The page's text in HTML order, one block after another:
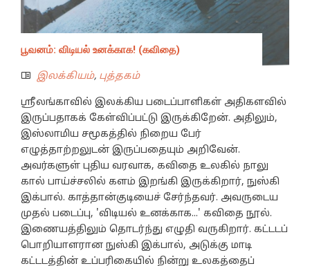
பூவனம்: விடியல் உனக்காக! (கவிதை)
இலக்கியம், புத்தகம்
ஸ்ரீலங்காவில் இலக்கிய படைப்பாளிகள் அதிகளவில்
இருப்பதாகக் கேள்விப்பட்டு இருக்கிறேன். அதிலும்,
இஸ்லாமிய சமூகத்தில் நிறைய பேர்
எழுத்தாற்றலுடன் இருப்பதையும் அறிவேன்.
அவர்களுள் புதிய வரவாக, கவிதை உலகில் நாலு
கால் பாய்ச்சலில் களம் இறங்கி இருக்கிறார், நுஸ்கி
இக்பால். காத்தான்குடியைச் சேர்ந்தவர். அவருடைய
முதல் படைப்பு, 'விடியல் உனக்காக...' கவிதை நூல்.
இணையத்திலும் தொடர்ந்து எழுதி வருகிறார். கட்டடப்
பொறியாளரான நுஸ்கி இக்பால், அடுக்கு மாடி
கட்டடத்தின் உப்பரிகையில் நின்று உலகத்தைப்